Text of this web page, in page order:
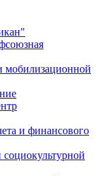
мобилизационной
и финансового